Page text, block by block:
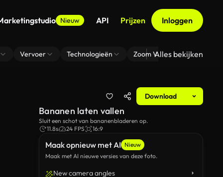
Nieuw API Prijzen Inloggen
Vervoer Technologieën Zoom Virtuele
Alles bekijken
Download
Maak opnieuw met AI Nieuw
Maak met AI nieuwe versies van deze foto.
New camera angles
Bananen laten vallen
Sluit een schot van bananenbladeren op.
11.8s
24 FPS 16:9